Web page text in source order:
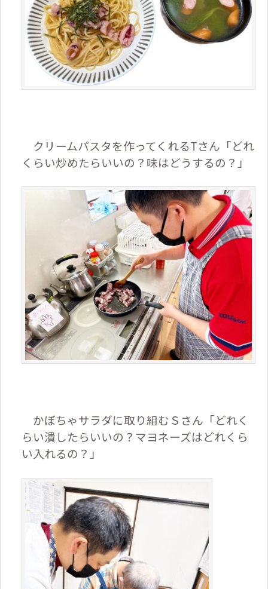
クリームパスタを作ってくれるTさん「どれ
くらい炒めたらいいの？味はどうするの？」
かぼちゃサラダに取り組むＳさん「どれく
らい潰したらいいの？マヨネーズはどれくら
い入れるの？」